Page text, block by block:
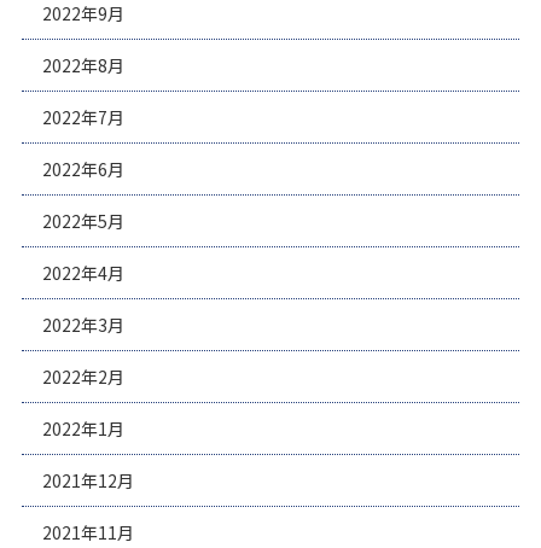
2022年9月
2022年8月
2022年7月
2022年6月
2022年5月
2022年4月
2022年3月
2022年2月
2022年1月
2021年12月
2021年11月